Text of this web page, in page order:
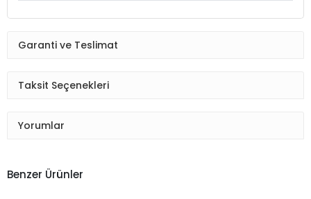
Garanti ve Teslimat
Taksit Seçenekleri
Yorumlar
Benzer Ürünler